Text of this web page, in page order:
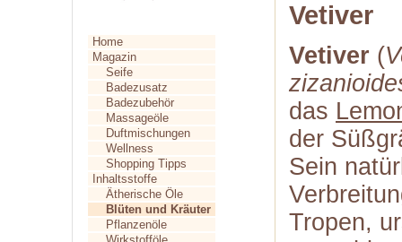
Home
Magazin
Seife
Badezusatz
Badezubehör
Massageöle
Duftmischungen
Wellness
Shopping Tipps
Inhaltsstoffe
Ätherische Öle
Blüten und Kräuter
Pflanzenöle
Vetiver
Vetiver (
das
der
Sein
Tropen,